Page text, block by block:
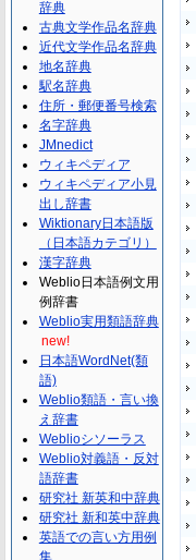
辞典
古典文学作品名辞典
近代文学作品名辞典
地名辞典
駅名辞典
住所・郵便番号検索
名字辞典
JMnedict
ウィキペディア
ウィキペディア小見
出し辞書
Wiktionary日本語版
（日本語カテゴリ）
漢字辞典
Weblio日本語例文用
例辞書
Weblio実用類語辞典
new!
日本語WordNet(類
語)
Weblio類語・言い換
え辞書
Weblioシソーラス
Weblio対義語・反対
語辞書
研究社 新英和中辞典
研究社 新和英中辞典
英語での言い方用例
集